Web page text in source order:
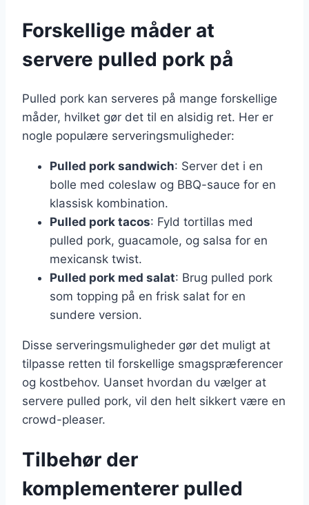
Forskellige måder at
servere pulled pork på
Pulled pork kan serveres på mange forskellige
måder, hvilket gør det til en alsidig ret. Her er
nogle populære serveringsmuligheder:
Pulled pork sandwich: Server det i en
bolle med coleslaw og BBQ-sauce for en
klassisk kombination.
Pulled pork tacos: Fyld tortillas med
pulled pork, guacamole, og salsa for en
mexicansk twist.
Pulled pork med salat: Brug pulled pork
som topping på en frisk salat for en
sundere version.
Disse serveringsmuligheder gør det muligt at
tilpasse retten til forskellige smagspræferencer
og kostbehov. Uanset hvordan du vælger at
servere pulled pork, vil den helt sikkert være en
crowd-pleaser.
Tilbehør der
komplementerer pulled